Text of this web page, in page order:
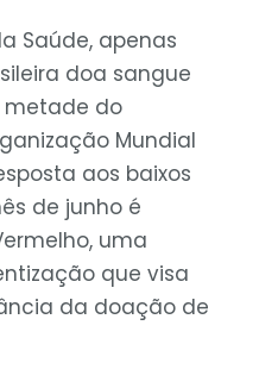
Saúde, apenas
doa sangue
metade do
Mundial
aos baixos
de junho é
uma
que visa
da doação de